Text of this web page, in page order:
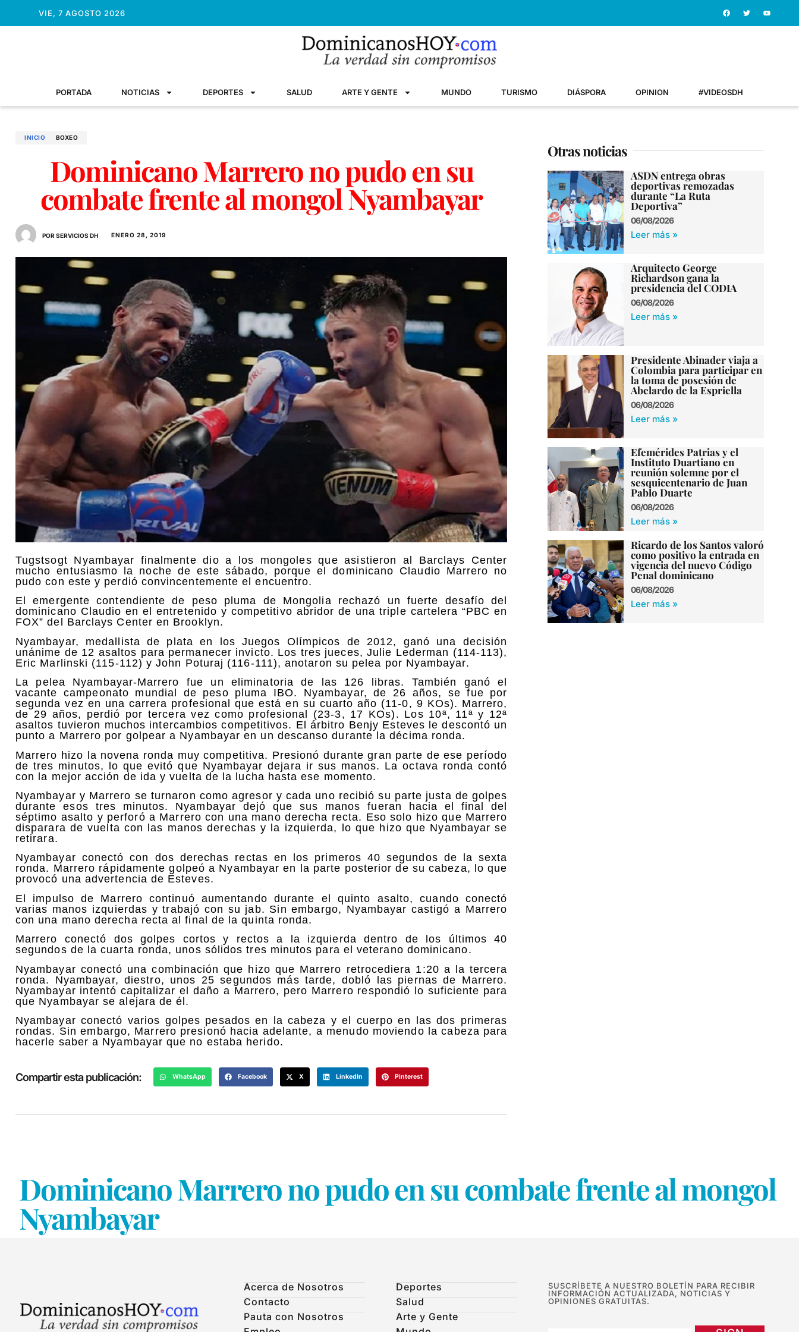
VIE, 7 AGOSTO 2026
PORTADA NOTICIAS DEPORTES SALUD ARTE Y GENTE MUNDO TURISMO DIÁSPORA OPINION #VIDEOSDH
INICIO BOXEO
Dominicano Marrero no pudo en su
combate frente al mongol Nyambayar
POR SERVICIOS DH ENERO 28, 2019
Tugstsogt Nyambayar finalmente dio a los mongoles que asistieron al Barclays Center
mucho entusiasmo la noche de este sábado, porque el dominicano Claudio Marrero no
pudo con este y perdió convincentemente el encuentro.
El emergente contendiente de peso pluma de Mongolia rechazó un fuerte desafío del
dominicano Claudio en el entretenido y competitivo abridor de una triple cartelera “PBC en
FOX” del Barclays Center en Brooklyn.
Nyambayar, medallista de plata en los Juegos Olímpicos de 2012, ganó una decisión
unánime de 12 asaltos para permanecer invicto. Los tres jueces, Julie Lederman (114-113),
Eric Marlinski (115-112) y John Poturaj (116-111), anotaron su pelea por Nyambayar.
La pelea Nyambayar-Marrero fue un eliminatoria de las 126 libras. También ganó el
vacante campeonato mundial de peso pluma IBO. Nyambayar, de 26 años, se fue por
segunda vez en una carrera profesional que está en su cuarto año (11-0, 9 KOs). Marrero,
de 29 años, perdió por tercera vez como profesional (23-3, 17 KOs). Los 10ª, 11ª y 12ª
asaltos tuvieron muchos intercambios competitivos. El árbitro Benjy Esteves le descontó un
punto a Marrero por golpear a Nyambayar en un descanso durante la décima ronda.
Marrero hizo la novena ronda muy competitiva. Presionó durante gran parte de ese período
de tres minutos, lo que evitó que Nyambayar dejara ir sus manos. La octava ronda contó
con la mejor acción de ida y vuelta de la lucha hasta ese momento.
Nyambayar y Marrero se turnaron como agresor y cada uno recibió su parte justa de golpes
durante esos tres minutos. Nyambayar dejó que sus manos fueran hacia el final del
séptimo asalto y perforó a Marrero con una mano derecha recta. Eso solo hizo que Marrero
disparara de vuelta con las manos derechas y la izquierda, lo que hizo que Nyambayar se
retirara.
Nyambayar conectó con dos derechas rectas en los primeros 40 segundos de la sexta
ronda. Marrero rápidamente golpeó a Nyambayar en la parte posterior de su cabeza, lo que
provocó una advertencia de Esteves.
El impulso de Marrero continuó aumentando durante el quinto asalto, cuando conectó
varias manos izquierdas y trabajó con su jab. Sin embargo, Nyambayar castigó a Marrero
con una mano derecha recta al final de la quinta ronda.
Marrero conectó dos golpes cortos y rectos a la izquierda dentro de los últimos 40
segundos de la cuarta ronda, unos sólidos tres minutos para el veterano dominicano.
Nyambayar conectó una combinación que hizo que Marrero retrocediera 1:20 a la tercera
ronda. Nyambayar, diestro, unos 25 segundos más tarde, dobló las piernas de Marrero.
Nyambayar intentó capitalizar el daño a Marrero, pero Marrero respondió lo suficiente para
que Nyambayar se alejara de él.
Nyambayar conectó varios golpes pesados en la cabeza y el cuerpo en las dos primeras
rondas. Sin embargo, Marrero presionó hacia adelante, a menudo moviendo la cabeza para
hacerle saber a Nyambayar que no estaba herido.
Compartir esta publicación: WhatsApp Facebook X LinkedIn Pinterest
Otras noticias
ASDN entrega obras
deportivas remozadas
durante “La Ruta
Deportiva”
06/08/2026
Leer más »
Arquitecto George
Richardson gana la
presidencia del CODIA
06/08/2026
Leer más »
Presidente Abinader viaja a
Colombia para participar en
la toma de posesión de
Abelardo de la Espriella
06/08/2026
Leer más »
Efemérides Patrias y el
Instituto Duartiano en
reunión solemne por el
sesquicentenario de Juan
Pablo Duarte
06/08/2026
Leer más »
Ricardo de los Santos valoró
como positivo la entrada en
vigencia del nuevo Código
Penal dominicano
06/08/2026
Leer más »
Dominicano Marrero no pudo en su combate frente al mongol
Nyambayar
Acerca de Nosotros
Contacto
Pauta con Nosotros
Deportes
Salud
Arte y Gente
SUSCRÍBETE A NUESTRO BOLETÍN PARA RECIBIR
INFORMACIÓN ACTUALIZADA, NOTICIAS Y
OPINIONES GRATUITAS.